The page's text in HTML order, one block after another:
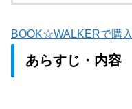
BOOK☆WALKERで購入
あらすじ・内容